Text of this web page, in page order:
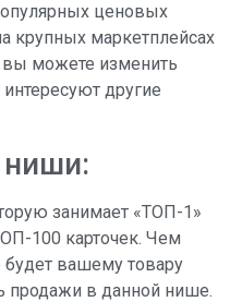
ценовых
крупных маркетплейсах
вы можете изменить
другие
занимает «ТОП-1»
100 карточек. Чем
вашему товару
продажи в данной нише.